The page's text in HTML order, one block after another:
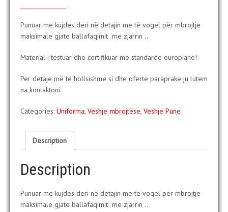
Punuar me kujdes deri në detajin me të vogel për mbrojtje
maksimale gjate ballafaqimit me zjarrin ..
Material i testuar dhe certifikuar me standarde europiane!
Per detaje më të hollsishme si dhe oferte paraprake ju lutem
na kontaktoni.
Categories: Uniforma, Veshje mbrojtëse, Veshje Pune
Description
Description
Punuar me kujdes deri në detajin me të vogel për mbrojtje
maksimale gjate ballafaqimit me zjarrin ..